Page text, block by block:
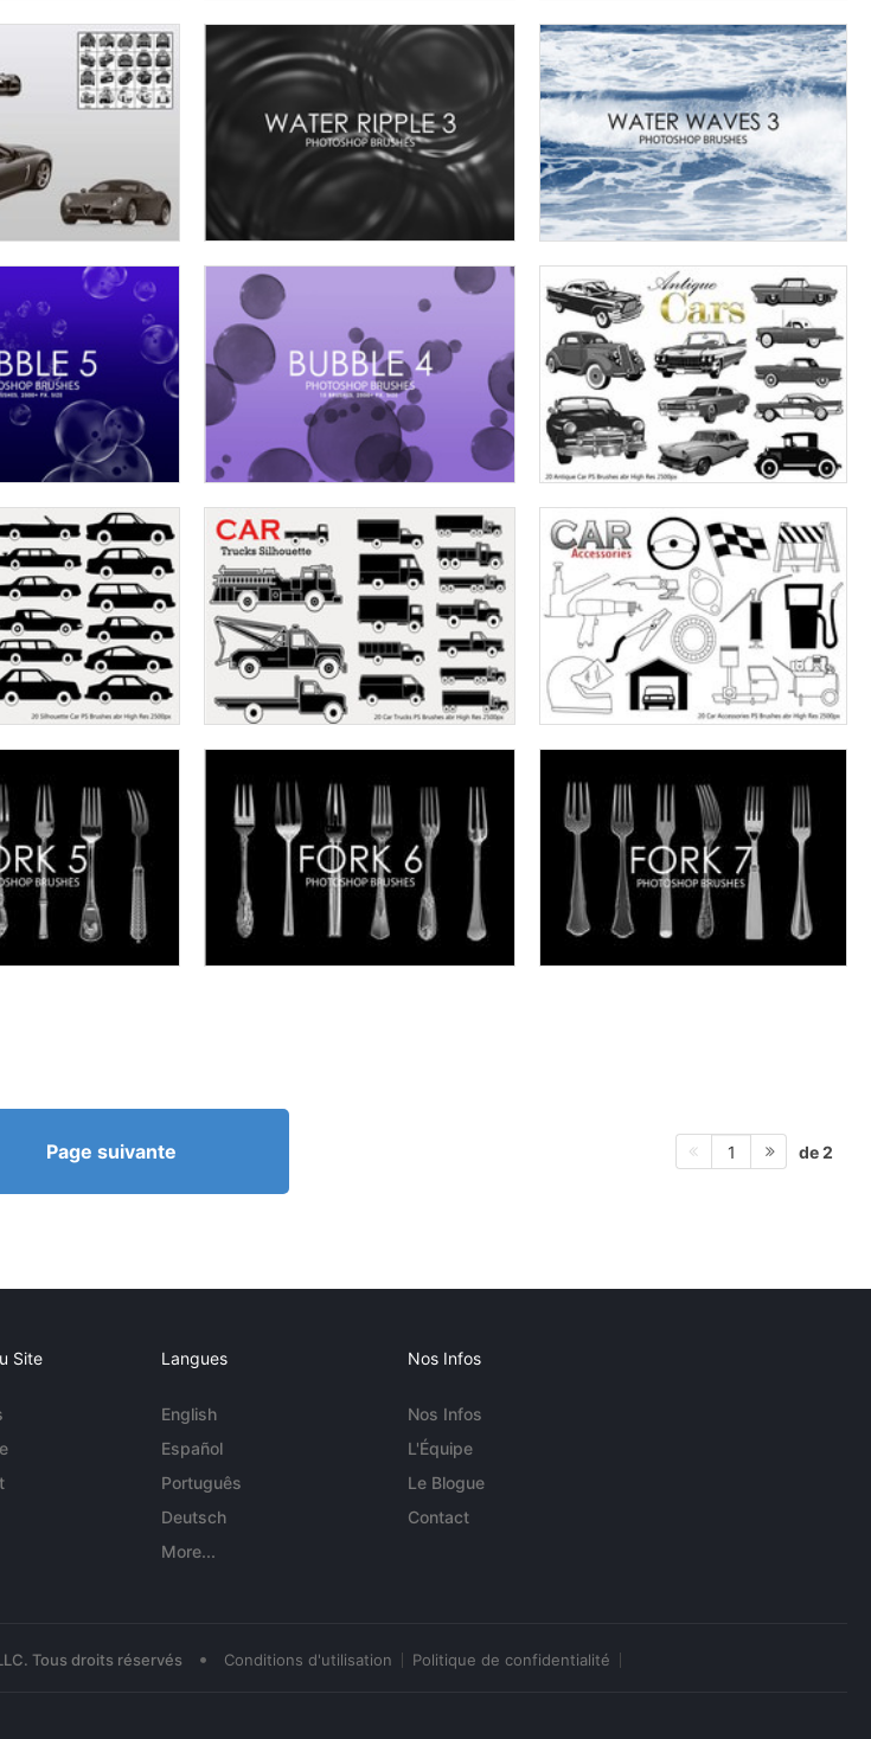
Page suivante 1 de 2
Site Langues
English
Español
Português
Deutsch
More...
Nos Infos
Nos Infos
L'Équipe
Le Blogue
Contact
Tous droits réservés • Conditions d'utilisation Politique de confidentialité